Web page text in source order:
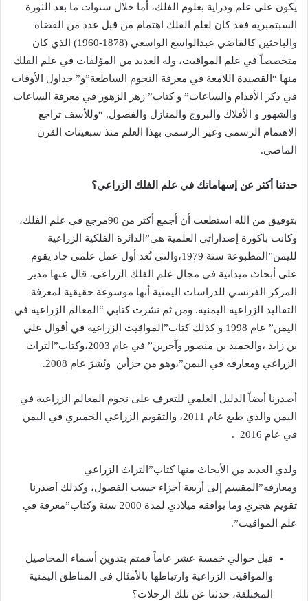
يكون على علم ودراية بعلوم الفلك، أما خلال سنوات ما بعد الثورة
السبتمبرية فقد كان لعلم الفلك اهتمام من قبل عدد من القضاة
والباحثين كالقاضي عبدالواسع الواسعي (1878-1960) الذي كان
متخصصاً في علم المواقيت، وله العديد من المؤلفات في علم الفلك
منها “القصيدة اللامعة في معرفة النجوم الساطعة”و” جداول الأوقات
في ذكر الأقدام والساعات” و كتاب” زهر الزهور في معرفة الساعات
والشهور و الأفلاك والبروج والمنازل والفصول. “وللأسف تراجع
الاهتمام الرسمي وغير الرسمي بهذا العلم منذ سبعينات القرن
الماضي.
حدثنا أكثر عن إسهاماتك في علم الفلك الزراعي؟
بتوفيق من الله استطعت أن أجمع أكثر من 90مرجع في علم الفلك،
وكانت باكورة إصداراتي العلمية هي”الدائرة الفلكية الزراعية
لليمن”المطبوعة سنة 1979،والتي تُعد أول عمل علمي جاد يقوم
على أبحاث ميدانية في مجال علم الفلك الزراعي، قال عنها مدير
المركز الفرنسي للدراسات اليمنية أنها موسوعة حقيقية لمعرفة
التقاليد الزراعية اليمنية. ومن ثم نشرت كتابي “المعالم الزراعية في
اليمن” عام 1998 و كذلك كتاب”المواقيت الزراعية في أقوال علي
بن زايد ،والحميد بن منصور وآخرين” في عام 2003،وكتاب”التراث
الزراعي ومعارفه في اليمن”،وهو من جزأين ونُشرَ عام 2008.
أصدرنا أيضاً الدليل العلمي للتعرف على نجوم المعالم الزراعية في
اليمن والذي طبع عام 2011، والتقويم الزراعي الحميري في اليمن
في عام 2016 .
ولدي العديد من الأبحاث منها كتاب”التراث الزراعي
ومعارفه”المقسم إلى أربعة أجزاء حسب الفصول، وكذلك أصدرنا
تقويم هجري وما يوافقه ميلادي لمدة 2000 سنة وكتاب”معرفة في
علم المواقيت”.
قبل حوالي خمسة عشر عاماً قمتم بتدوين أسماء المحاصيل
والمواقيت الزراعية وارتباطها بالأمثال في المناطق اليمنية
المختلفة، حدثنا عن تلك الرحلات؟